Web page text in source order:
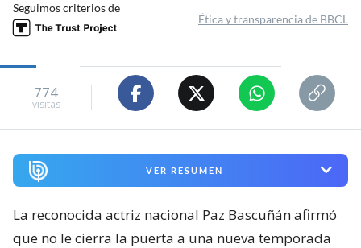
Seguimos criterios de
Ética y transparencia de BBCL
774
visitas
VER RESUMEN
La reconocida actriz nacional Paz Bascuñán afirmó
que no le cierra la puerta a una nueva temporada